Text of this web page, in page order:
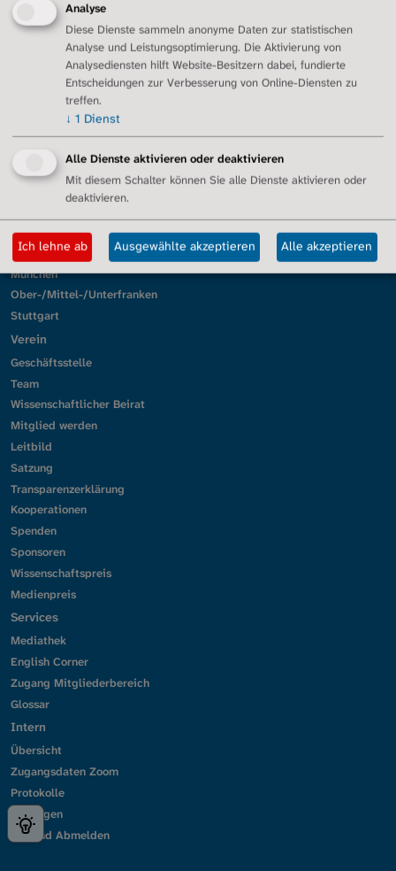
Palliativversorgung
Regionalgruppen
Berlin/Brandenburg
Erftstadt/Euskirchen
Gütersloh/Ostwestfalen
Lörrach und Südbaden
Mittelhessen
München
Ober-/Mittel-/Unterfranken
Stuttgart
Verein
Geschäftsstelle
Team
Wissenschaftlicher Beirat
Mitglied werden
Leitbild
Satzung
Transparenzerklärung
Kooperationen
Spenden
Sponsoren
Wissenschaftspreis
Medienpreis
Services
Mediathek
English Corner
Zugang Mitgliederbereich
Glossar
Intern
Übersicht
Zugangsdaten Zoom
Protokolle
Umfragen
An- und Abmelden
Analyse
Diese Dienste sammeln anonyme Daten zur statistischen
Analyse und Leistungsoptimierung. Die Aktivierung von
Analysediensten hilft Website-Besitzern dabei, fundierte
Entscheidungen zur Verbesserung von Online-Diensten zu
treffen.
↓ 1 Dienst
Alle Dienste aktivieren oder deaktivieren
Mit diesem Schalter können Sie alle Dienste aktivieren oder
deaktivieren.
Ich lehne ab Ausgewählte akzeptieren Alle akzeptieren